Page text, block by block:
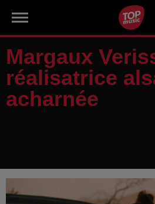
Margaux
réalisatrice
acharnée